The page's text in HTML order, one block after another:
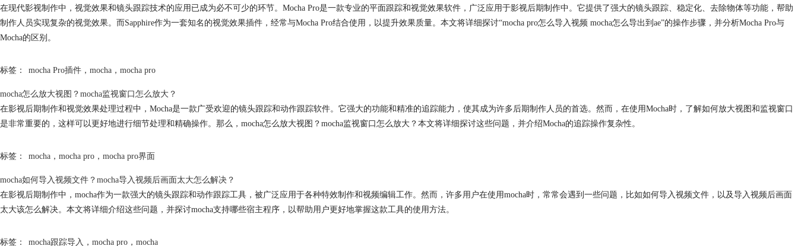
在现代影视制作中，视觉效果和镜头跟踪技术的应用已成为必不可少的环节。Mocha Pro是一款专业的平面跟踪和视觉效果软件，广泛应用于影视后期制作中。它提供了强大的镜头跟踪、稳定化、去除物体等功能，帮助
制作人员实现复杂的视觉效果。而Sapphire作为一套知名的视觉效果插件，经常与Mocha Pro结合使用，以提升效果质量。本文将详细探讨“mocha pro怎么导入视频 mocha怎么导出到ae”的操作步骤，并分析Mocha Pro与
Mocha的区别。
标签： mocha Pro插件 ， mocha ， mocha pro
mocha怎么放大视图？ mocha监视窗口怎么放大？
在影视后期制作和视觉效果处理过程中，Mocha是一款广受欢迎的镜头跟踪和动作跟踪软件。它强大的功能和精准的追踪能力，使其成为许多后期制作人员的首选。然而，在使用Mocha时，了解如何放大视图和监视窗口
是非常重要的，这样可以更好地进行细节处理和精确操作。那么， mocha怎么放大视图？ mocha监视窗口怎么放大？本文将详细探讨这些问题，并介绍Mocha的追踪操作复杂性。
标签： mocha ， mocha pro ， mocha pro界面
mocha如何导入视频文件？ mocha导入视频后画面太大怎么解决？
在影视后期制作中， mocha作为一款强大的镜头跟踪和动作跟踪工具，被广泛应用于各种特效制作和视频编辑工作。然而，许多用户在使用mocha时，常常会遇到一些问题，比如如何导入视频文件，以及导入视频后画面
太大该怎么解决。本文将详细介绍这些问题，并探讨mocha支持哪些宿主程序，以帮助用户更好地掌握这款工具的使用方法。
标签： mocha跟踪导入 ， mocha pro ， mocha